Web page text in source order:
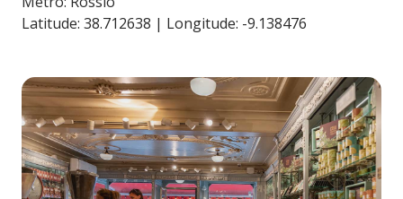
Latitude: 38.712638 | Longitude: -9.138476